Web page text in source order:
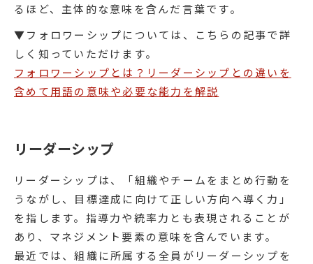
るほど、主体的な意味を含んだ言葉です。
▼フォロワーシップについては、こちらの記事で詳
しく知っていただけます。
フォロワーシップとは？リーダーシップとの違いを
含めて用語の意味や必要な能力を解説
リーダーシップ
リーダーシップは、「組織やチームをまとめ行動を
うながし、目標達成に向けて正しい方向へ導く力」
を指します。指導力や統率力とも表現されることが
あり、マネジメント要素の意味を含んでいます。
最近では、組織に所属する全員がリーダーシップを